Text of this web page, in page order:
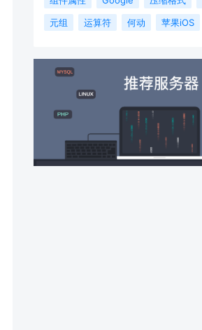
元组
运算符 何动 苹果iOS